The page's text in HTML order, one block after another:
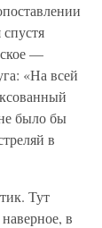
—
«На всей
было бы
в
Тут
в